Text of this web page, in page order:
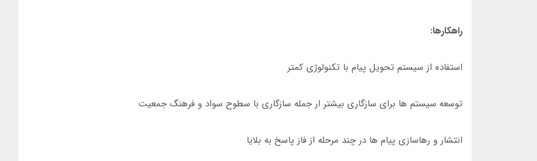
راهکارها:
استفاده از سیستم تحویل پیام با تکنولوژی کمتر
توسعه سیستم ها برای سازگاری بیشتر ار جمله سازگاری با سطوح سواد و فرهنگ جمعیت
انتشار و رهاسازی پیام ها در چند مرحله از فاز پاسخ به بلایا